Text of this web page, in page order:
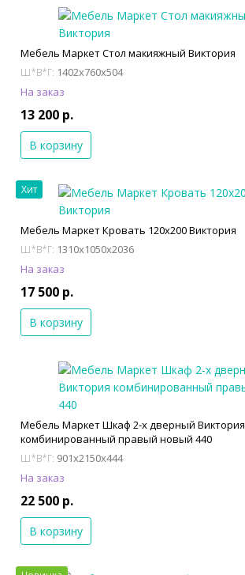
Мебель Маркет Стол макияжный Виктория
Ш*В*Г: 1402x760x504
На заказ
13 200 р.
В корзину
Хит
Мебель Маркет Кровать 120х200 Виктория
Ш*В*Г: 1310x1050x2036
На заказ
17 500 р.
В корзину
Мебель Маркет Шкаф 2-х дверный Виктория
комбинированный правый новый 440
Ш*В*Г: 901x2150x444
На заказ
22 500 р.
В корзину